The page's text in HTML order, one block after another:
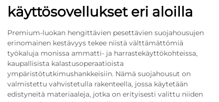
käyttösovellukset eri aloilla
Premium-luokan hengittävien pesettävien suojahousujen
erinomainen kestävyys tekee niistä välttämättömiä
työkaluja monissa ammatti- ja harrastekäyttökohteissa,
kaupallisista kalastusoperaatioista
ympäristötutkimushankkeisiin. Nämä suojahousut on
valmistettu vahvistetulla rakenteella, jossa käytetään
edistyneitä materiaaleja, jotka on erityisesti valittu niiden